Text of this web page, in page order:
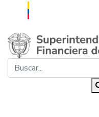
Saltar al contenido principal